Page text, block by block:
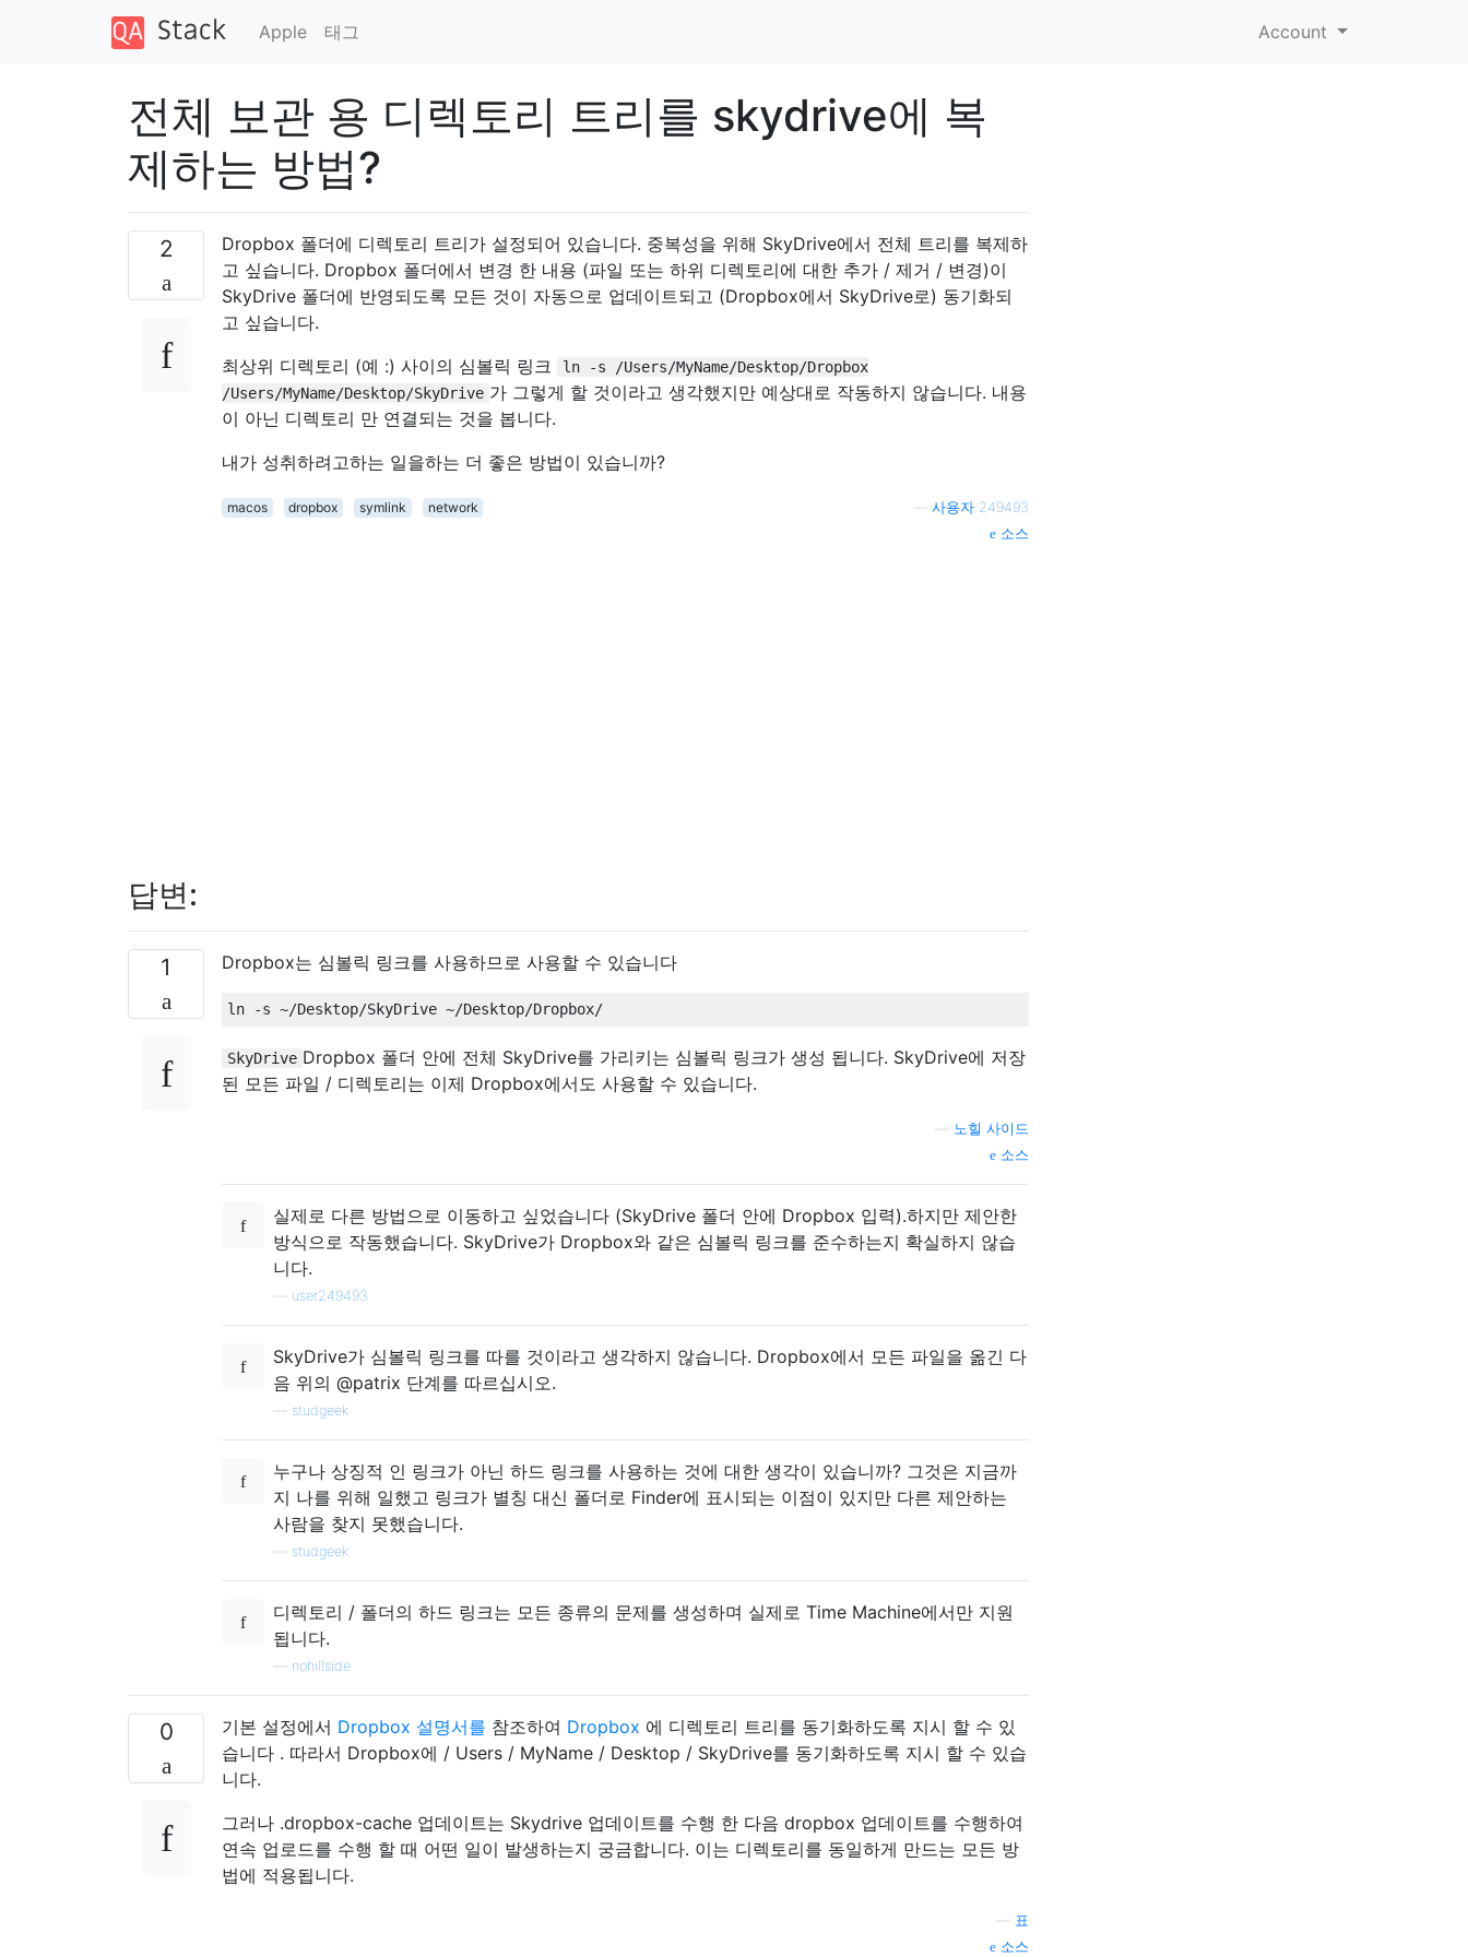
Apple 태그 Account
전체 보관 용 디렉토리 트리를 skydrive에 복
제하는 방법?
2
Dropbox 폴더에 디렉토리 트리가 설정되어 있습니다. 중복성을 위해 SkyDrive에서 전체 트리를 복제하
고 싶습니다. Dropbox 폴더에서 변경 한 내용 (파일 또는 하위 디렉토리에 대한 추가 / 제거 / 변경)이
SkyDrive 폴더에 반영되도록 모든 것이 자동으로 업데이트되고 (Dropbox에서 SkyDrive로) 동기화되
고 싶습니다.
최상위 디렉토리 (예 :) 사이의 심볼릭 링크
ln -s /Users/MyName/Desktop/Dropbox
/Users/MyName/Desktop/SkyDrive 가 그렇게 할 것이라고 생각했지만 예상대로 작동하지 않습니다. 내용
이 아닌 디렉토리 만 연결되는 것을 봅니다.
내가 성취하려고하는 일을하는 더 좋은 방법이 있습니까?
macos dropbox symlink network
사용자 249493
소스
답변:
1 Dropbox는 심볼릭 링크를 사용하므로 사용할 수 있습니다
SkyDrive Dropbox 폴더 안에 전체 SkyDrive를 가리키는 심볼릭 링크가 생성 됩니다. SkyDrive에 저장
된 모든 파일 / 디렉토리는 이제 Dropbox에서도 사용할 수 있습니다.
노힐 사이드
소스
실제로 다른 방법으로 이동하고 싶었습니다 (SkyDrive 폴더 안에 Dropbox 입력).하지만 제안한
방식으로 작동했습니다. SkyDrive가 Dropbox와 같은 심볼릭 링크를 준수하는지 확실하지 않습
니다.
user249493
SkyDrive가 심볼릭 링크를 따를 것이라고 생각하지 않습니다. Dropbox에서 모든 파일을 옮긴 다
음 위의 @patrix 단계를 따르십시오.
studgeek
누구나 상징적 인 링크가 아닌 하드 링크를 사용하는 것에 대한 생각이 있습니까? 그것은 지금까
지 나를 위해 일했고 링크가 별칭 대신 폴더로 Finder에 표시되는 이점이 있지만 다른 제안하는
사람을 찾지 못했습니다.
studgeek
디렉토리 / 폴더의 하드 링크는 모든 종류의 문제를 생성하며 실제로 Time Machine에서만 지원
됩니다.
nohillside
0 기본 설정에서 Dropbox 설명서를 참조하여 Dropbox 에 디렉토리 트리를 동기화하도록 지시 할 수 있
습니다 . 따라서 Dropbox에 / Users / MyName / Desktop / SkyDrive를 동기화하도록 지시 할 수 있습
니다.
그러나 .dropbox-cache 업데이트는 Skydrive 업데이트를 수행 한 다음 dropbox 업데이트를 수행하여
연속 업로드를 수행 할 때 어떤 일이 발생하는지 궁금합니다. 이는 디렉토리를 동일하게 만드는 모든 방
법에 적용됩니다.
표
소스